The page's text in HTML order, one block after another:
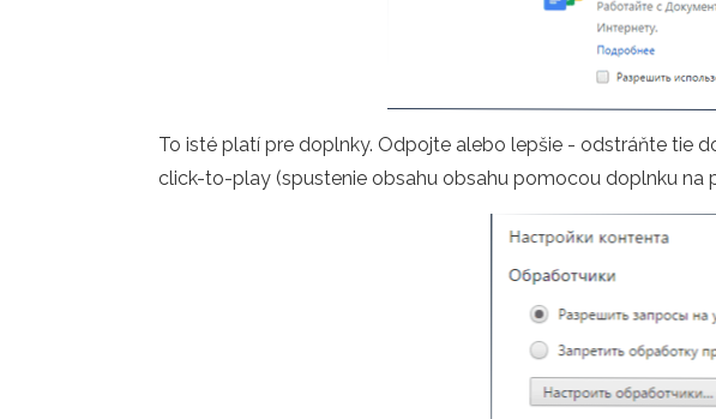
To isté platí pre doplnky. Odpojte alebo lepšie - odstráňte tie
click-to-play (spustenie obsahu obsahu pomocou doplnku na